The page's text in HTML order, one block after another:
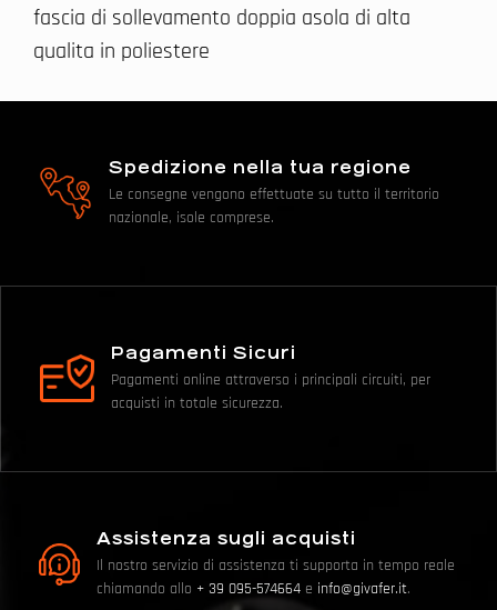
fascia di sollevamento doppia asola di alta
qualita in poliestere
Spedizione nella tua regione
Le consegne vengono effettuate su tutto il territorio
nazionale, isole comprese.
Pagamenti Sicuri
Pagamenti online attraverso i principali circuiti, per
acquisti in totale sicurezza.
Assistenza sugli acquisti
Il nostro servizio di assistenza ti supporta in tempo reale
chiamando allo + 39 095-574664 e info@givafer.it.